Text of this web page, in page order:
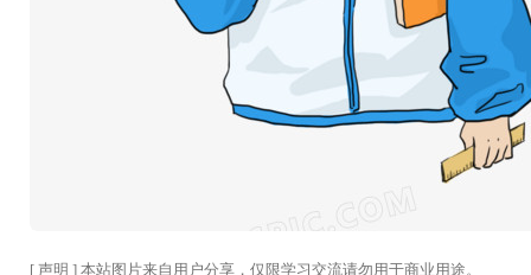
[ 声明 ] 本站图片来自用户分享，仅限学习交流请勿用于商业用途。